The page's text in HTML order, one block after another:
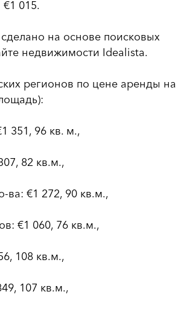
015.
на основе поисковых
недвижимости Idealista.
регионов по цене аренды на
351, 96 кв. м.,
82 кв.м.,
ва: €1 272, 90 кв.м.,
€1 060, 76 кв.м.,
108 кв.м.,
107 кв.м.,